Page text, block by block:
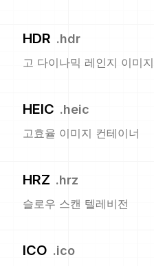
HDR .hdr
고 다이나믹 레인지 이미지
HEIC .heic
고효율 이미지 컨테이너
HRZ .hrz
슬로우 스캔 텔레비전
ICO .ico